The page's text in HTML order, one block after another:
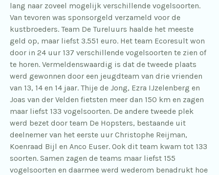
lang naar zoveel mogelijk verschillende vogelsoorten.
Van tevoren was sponsorgeld verzameld voor de
kustbroeders. Team De Tureluurs haalde het meeste
geld op, maar liefst 3.551 euro. Het team Ecoresult won
door in 24 uur 137 verschillende vogelsoorten te zien of
te horen. Vermeldenswaardig is dat de tweede plaats
werd gewonnen door een jeugdteam van drie vrienden
van 13, 14 en 14 jaar. Thije de Jong, Ezra IJzelenberg en
Joas van der Velden fietsten meer dan 150 km en zagen
maar liefst 133 vogelsoorten. De andere tweede plek
werd bezet door team De Hopsters, bestaande uit
deelnemer van het eerste uur Christophe Reijman,
Koenraad Bijl en Anco Euser. Ook dit team kwam tot 133
soorten. Samen zagen de teams maar liefst 155
vogelsoorten en daarmee werd wederom benadrukt hoe